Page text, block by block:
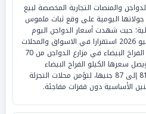
والمنصات التجارية المخصصة لبيع
جولاتها اليومية على وقع ثبات ملموس
حيث شهدت أسعار الدواجن اليوم
الإثنين 1 من يونيو 2026 استقرارا في الاسواق والمحلات
حيث سجل كيلو الفراخ البيضاء في مزارع الدواجن من 70
ويصل سعرها الكيلو الفراخ البيضاء
للمستهلك من 81 إلى 87 جنيها، لتؤمن محلات التجزئة
الأساسية دون قفزات مفاجئة.